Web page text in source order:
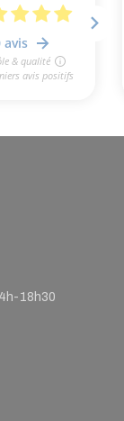
18h30